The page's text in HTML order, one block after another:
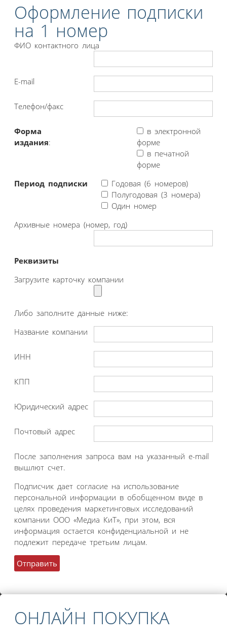
Оформление подписки
на 1 номер
ФИО контактного лица
E-mail
Телефон/факс
Форма
издания:
в электронной
форме
в печатной
форме
Период подписки
Годовая (6 номеров)
Полугодовая (3 номера)
Один номер
Архивные номера (номер, год)
Реквизиты
Загрузите карточку компании
Либо заполните данные ниже:
Название компании
ИНН
КПП
Юридический адрес
Почтовый адрес
После заполнения запроса вам на указанный e-mail
вышлют счет.
Подписчик дает согласие на использование
персональной информации в обобщенном виде в
целях проведения маркетинговых исследований
компании ООО «Медиа КиТ», при этом, вся
информация остается конфиденциальной и не
подлежит передаче третьим лицам.
ОНЛАЙН ПОКУПКА